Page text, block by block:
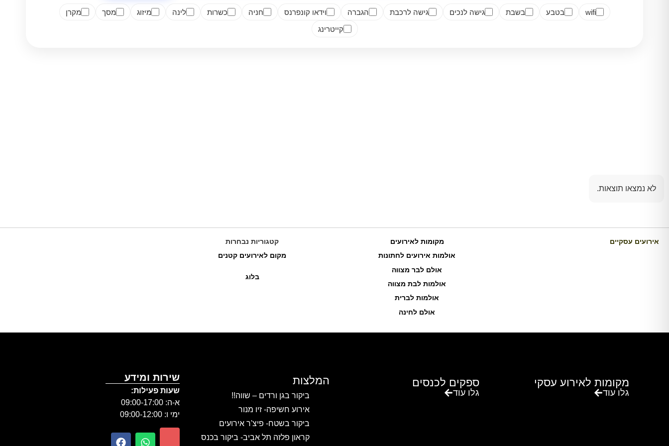
wifi בטבע בשבת גישה לנכים גישה לרכבת הגברה וידאו קונפרנס חניה כשרות לינה מיזוג מסך
מקרן
קייטרינג
לא נמצאו תוצאות.
אירועים עסקיים
מקומות לאירועים
אולמות אירועים לחתונות
אולם לבר מצווה
אולמות לבת מצווה
אולמות לברית
אולם לחינה
קטגוריות נבחרות
מקום לאירועים קטנים
בלוג
מקומות לאירוע עסקי
גלו עוד
ספקים לכנסים
גלו עוד
המלצות
ביקור בגן ורדים – שווה!!
אירוע חשיפה- זיו מנור
ביקור בשטח- פיצ'ר אירועים
קראון פלזה תל אביב- ביקור בכנס
שירות ומידע
שעות פעילות:
א-ה: 09:00-17:00
ימי ו: 09:00-12:00